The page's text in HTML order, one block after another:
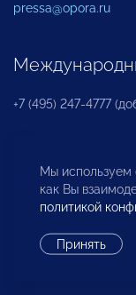
pressa@opora.ru
+7 (495) 247-4777
Бюро по
инвесторов
Мы используем
как Вы
политикой
Принять